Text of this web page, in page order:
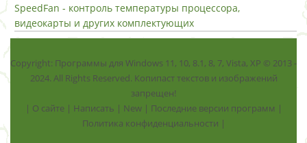
SpeedFan - контроль температуры процессора,
видеокарты и других комплектующих
Copyright: Программы для Windows 11, 10, 8.1, 8, 7, Vista, ХР © 2013 -
2024. All Rights Reserved. Копипаст текстов и изображений
запрещен!
| О сайте| Написать | New| Последние версии программ |
Политика конфиденциальности |